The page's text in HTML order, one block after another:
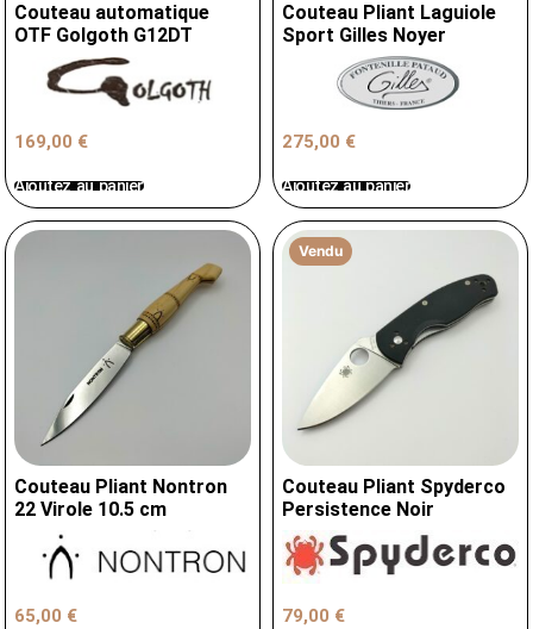
Couteau automatique
OTF Golgoth G12DT
169,00 €
Ajoutez au panier
Couteau Pliant Laguiole
Sport Gilles Noyer
275,00 €
Ajoutez au panier
Couteau Pliant Nontron
22 Virole 10.5 cm
65,00 €
Vendu
Couteau Pliant Spyderco
Persistence Noir
79,00 €